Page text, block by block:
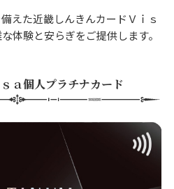
えた近畿しんきんカードＶｉｓ
体験と安らぎをご提供します。
ａ個人プラチナカード